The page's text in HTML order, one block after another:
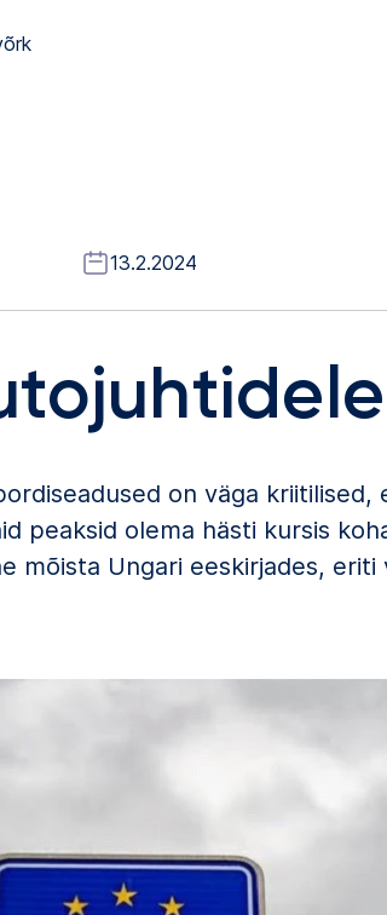
13.2.2024
on väga
peaksid olema hästi kursis
mõista Ungari eeskirjades,